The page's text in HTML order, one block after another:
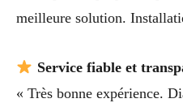
meilleure solution.
Service fiable et
« Très bonne expérience.